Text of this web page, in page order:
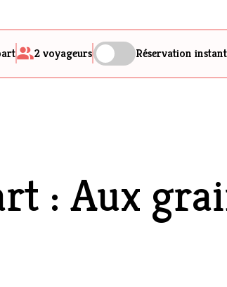
2 voyageurs Réservation
: Aux